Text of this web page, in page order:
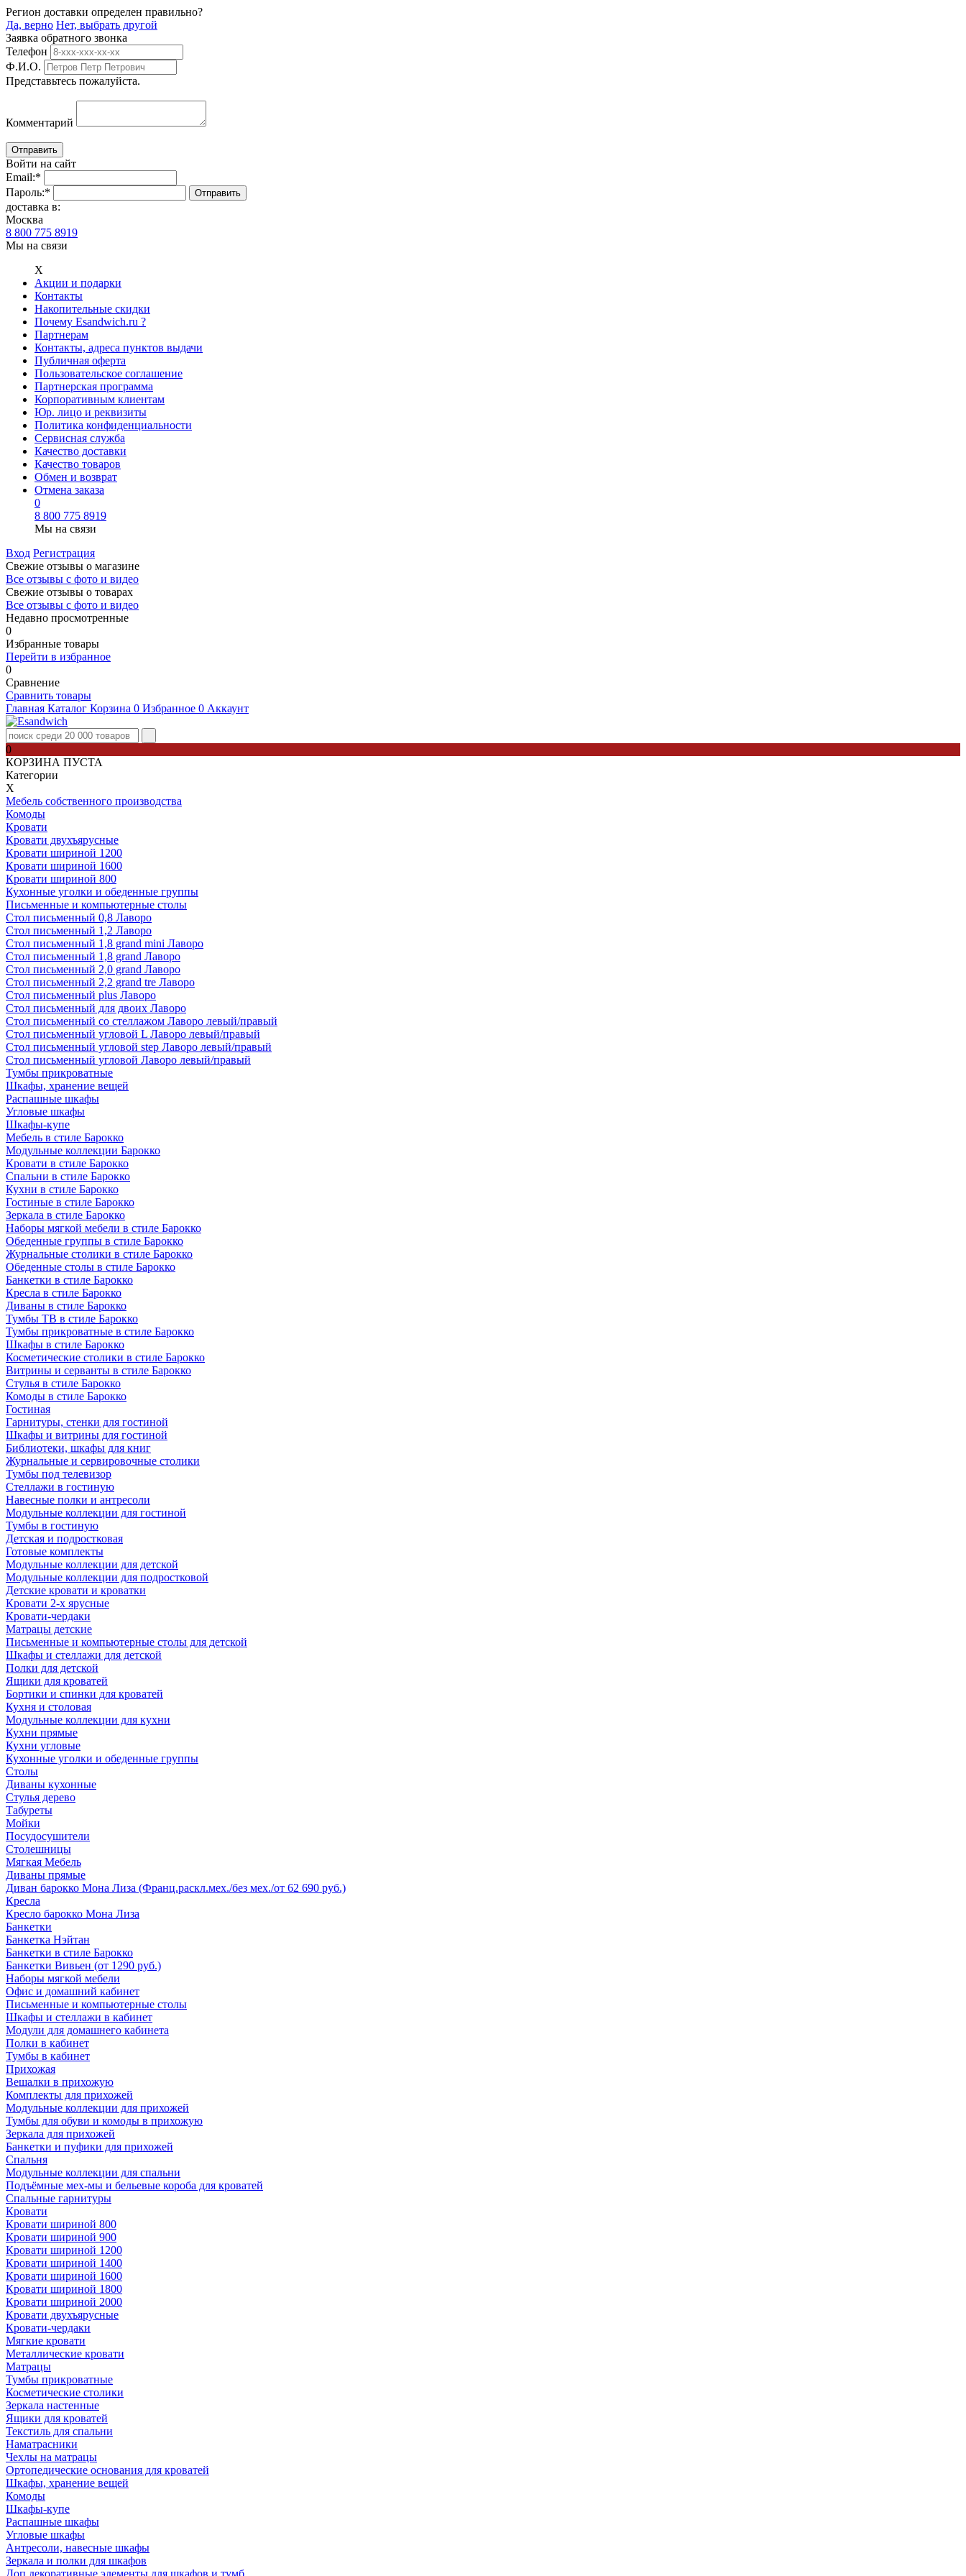
Регион доставки определен правильно?
Да, верно Нет, выбрать другой
Заявка обратного звонка
Телефон
Ф.И.О.
Представьтесь пожалуйста.
Комментарий
Войти на сайт
Email:*
Пароль:*
доставка в:
Москва
8 800 775 8919
Мы на связи
Х
Акции и подарки
Контакты
Накопительные скидки
Почему Esandwich.ru ?
Партнерам
Контакты, адреса пунктов выдачи
Публичная оферта
Пользовательское соглашение
Партнерская программа
Корпоративным клиентам
Юр. лицо и реквизиты
Политика конфиденциальности
Сервисная служба
Качество доставки
Качество товаров
Обмен и возврат
Отмена заказа
0
8 800 775 8919
Мы на связи
Вход Регистрация
Свежие отзывы о магазине
Все отзывы с фото и видео
Свежие отзывы о товарах
Все отзывы c фото и видео
Недавно просмотренные
0
Избранные товары
Перейти в избранное
0
Сравнение
Сравнить товары
Главная Каталог Корзина 0 Избранное 0 Аккаунт
0
КОРЗИНА ПУСТА
Категории
Х
Мебель собственного производства
Комоды
Кровати
Кровати двухъярусные
Кровати шириной 1200
Кровати шириной 1600
Кровати шириной 800
Кухонные уголки и обеденные группы
Письменные и компьютерные столы
Стол письменный 0,8 Лаворо
Стол письменный 1,2 Лаворо
Стол письменный 1,8 grand mini Лаворо
Стол письменный 1,8 grand Лаворо
Стол письменный 2,0 grand Лаворо
Стол письменный 2,2 grand tre Лаворо
Стол письменный plus Лаворо
Стол письменный для двоих Лаворо
Стол письменный со стеллажом Лаворо левый/правый
Стол письменный угловой L Лаворо левый/правый
Стол письменный угловой step Лаворо левый/правый
Стол письменный угловой Лаворо левый/правый
Тумбы прикроватные
Шкафы, хранение вещей
Распашные шкафы
Угловые шкафы
Шкафы-купе
Мебель в стиле Барокко
Модульные коллекции Барокко
Кровати в стиле Барокко
Спальни в стиле Барокко
Кухни в стиле Барокко
Гостиные в стиле Барокко
Зеркала в стиле Барокко
Наборы мягкой мебели в стиле Барокко
Обеденные группы в стиле Барокко
Журнальные столики в стиле Барокко
Обеденные столы в стиле Барокко
Банкетки в стиле Барокко
Кресла в стиле Барокко
Диваны в стиле Барокко
Тумбы ТВ в стиле Барокко
Тумбы прикроватные в стиле Барокко
Шкафы в стиле Барокко
Косметические столики в стиле Барокко
Витрины и серванты в стиле Барокко
Стулья в стиле Барокко
Комоды в стиле Барокко
Гостиная
Гарнитуры, стенки для гостиной
Шкафы и витрины для гостиной
Библиотеки, шкафы для книг
Журнальные и сервировочные столики
Тумбы под телевизор
Стеллажи в гостиную
Навесные полки и антресоли
Модульные коллекции для гостиной
Тумбы в гостиную
Детская и подростковая
Готовые комплекты
Модульные коллекции для детской
Модульные коллекции для подростковой
Детские кровати и кроватки
Кровати 2-х ярусные
Кровати-чердаки
Матрацы детские
Письменные и компьютерные столы для детской
Шкафы и стеллажи для детской
Полки для детской
Ящики для кроватей
Бортики и спинки для кроватей
Кухня и столовая
Модульные коллекции для кухни
Кухни прямые
Кухни угловые
Кухонные уголки и обеденные группы
Столы
Диваны кухонные
Стулья дерево
Табуреты
Мойки
Посудосушители
Столешницы
Мягкая Мебель
Диваны прямые
Диван барокко Мона Лиза (Франц.раскл.мех./без мех./от 62 690 руб.)
Кресла
Кресло барокко Мона Лиза
Банкетки
Банкетка Нэйтан
Банкетки в стиле Барокко
Банкетки Вивьен (от 1290 руб.)
Наборы мягкой мебели
Офис и домашний кабинет
Письменные и компьютерные столы
Шкафы и стеллажи в кабинет
Модули для домашнего кабинета
Полки в кабинет
Тумбы в кабинет
Прихожая
Вешалки в прихожую
Комплекты для прихожей
Модульные коллекции для прихожей
Тумбы для обуви и комоды в прихожую
Зеркала для прихожей
Банкетки и пуфики для прихожей
Спальня
Модульные коллекции для спальни
Подъёмные мех-мы и бельевые короба для кроватей
Спальные гарнитуры
Кровати
Кровати шириной 800
Кровати шириной 900
Кровати шириной 1200
Кровати шириной 1400
Кровати шириной 1600
Кровати шириной 1800
Кровати шириной 2000
Кровати двухъярусные
Кровати-чердаки
Мягкие кровати
Металлические кровати
Матрацы
Тумбы прикроватные
Косметические столики
Зеркала настенные
Ящики для кроватей
Текстиль для спальни
Наматрасники
Чехлы на матрацы
Ортопедические основания для кроватей
Шкафы, хранение вещей
Комоды
Шкафы-купе
Распашные шкафы
Угловые шкафы
Антресоли, навесные шкафы
Зеркала и полки для шкафов
Доп.декоративные элементы для шкафов и тумб